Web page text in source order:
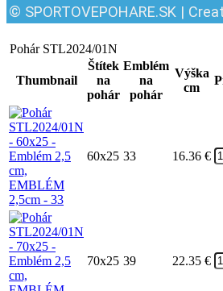
© SPORTOVEPOHARE.SK |
Pohár STL2024/01N
Thumbnail
Štítek
na
pohár
Emblém
na
pohár
Výška
cm
60x25 33 16.36 €
70x25 39 22.35 €